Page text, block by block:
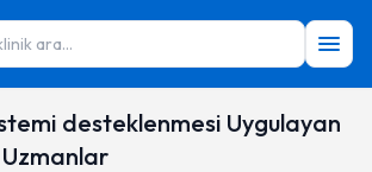
ara...
desteklenmesi Uygulayan